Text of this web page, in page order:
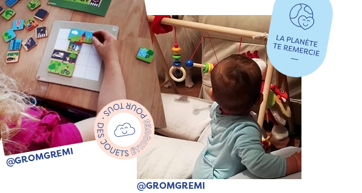
@GROMGREMI
@GROMGREMI